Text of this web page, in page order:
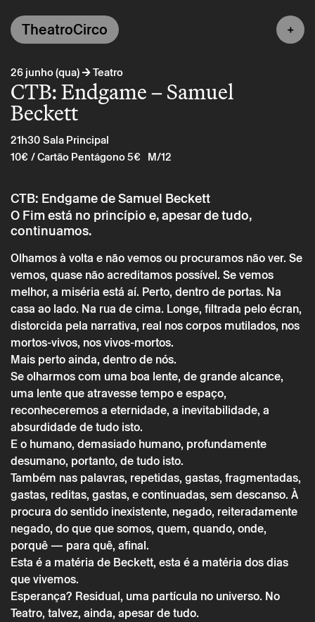
26 junho (qua)→Teatro
CTB: Endgame – Samuel
Beckett
21h30Sala Principal
10€/ Cartão Pentágono 5€ M/12
CTB: Endgame de Samuel Beckett
O Fim está no princípio e, apesar de tudo,
continuamos.
Olhamos à volta e não vemos ou procuramos não ver. Se
vemos, quase não acreditamos possível. Se vemos
melhor, a miséria está aí. Perto, dentro de portas. Na
casa ao lado. Na rua de cima. Longe, filtrada pelo écran,
distorcida pela narrativa, real nos corpos mutilados, nos
mortos-vivos, nos vivos-mortos.
Mais perto ainda, dentro de nós.
Se olharmos com uma boa lente, de grande alcance,
uma lente que atravesse tempo e espaço,
reconheceremos a eternidade, a inevitabilidade, a
absurdidade de tudo isto.
E o humano, demasiado humano, profundamente
desumano, portanto, de tudo isto.
Também nas palavras, repetidas, gastas, fragmentadas,
gastas, reditas, gastas, e continuadas, sem descanso. À
procura do sentido inexistente, negado, reiteradamente
negado, do que que somos, quem, quando, onde,
porquê — para quê, afinal.
Esta é a matéria de Beckett, esta é a matéria dos dias
que vivemos.
Esperança? Residual, uma partícula no universo. No
Teatro, talvez, ainda, apesar de tudo.
TheatroCirco
Quarta 26 junho→Teatro
CTB: Endgame – Samuel Beckett